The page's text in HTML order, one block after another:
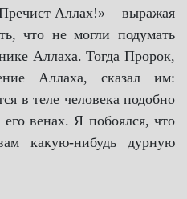
Аллах!» – выражая
что не могли подумать
Аллаха. Тогда Пророк,
Аллаха, сказал им:
в теле человека подобно
венах. Я побоялся, что
какую-нибудь дурную